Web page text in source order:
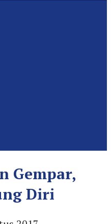
Gempar,
Diri